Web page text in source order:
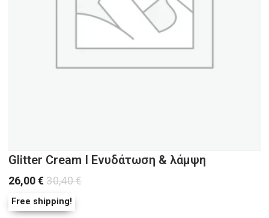
Glitter Cream Ι Ενυδάτωση & λάμψη
26,00€ 30,40€
Free shipping!